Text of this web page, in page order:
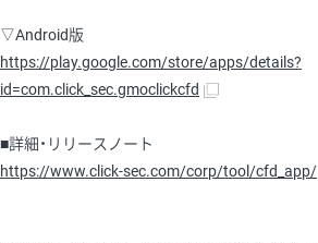
▽Android版
https://play.google.com/store/apps/details?
id=com.click_sec.gmoclickcfd
■詳細・リリースノート
https://www.click-sec.com/corp/tool/cfd_app/